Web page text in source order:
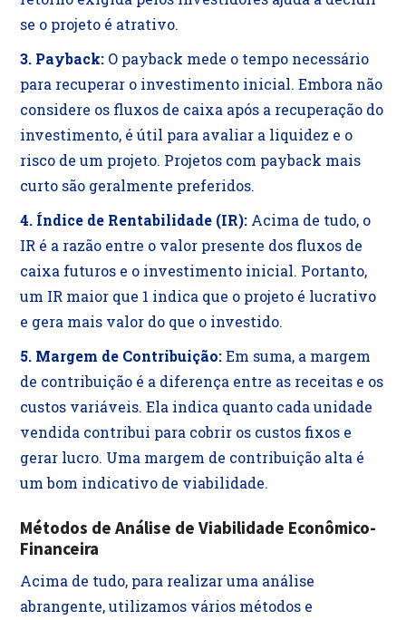
se o projeto é atrativo.
3. Payback: O payback mede o tempo necessário
para recuperar o investimento inicial. Embora não
considere os fluxos de caixa após a recuperação do
investimento, é útil para avaliar a liquidez e o
risco de um projeto. Projetos com payback mais
curto são geralmente preferidos.
4. Índice de Rentabilidade (IR): Acima de tudo, o
IR é a razão entre o valor presente dos fluxos de
caixa futuros e o investimento inicial. Portanto,
um IR maior que 1 indica que o projeto é lucrativo
e gera mais valor do que o investido.
5. Margem de Contribuição:Em suma, a margem
de contribuição é a diferença entre as receitas e os
custos variáveis. Ela indica quanto cada unidade
vendida contribui para cobrir os custos fixos e
gerar lucro. Uma margem de contribuição alta é
um bom indicativo de viabilidade.
Métodos de Análise de Viabilidade Econômico-
Financeira
Acima de tudo, para realizar uma análise
abrangente, utilizamos vários métodos e